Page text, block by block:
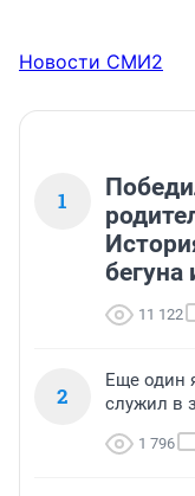
Новости СМИ2
1
11 122
2
Еще один
служил в
1 796